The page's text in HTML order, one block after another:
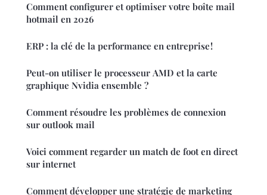
Comment configurer et optimiser votre boîte mail
hotmail en 2026
ERP : la clé de la performance en entreprise !
Peut-on utiliser le processeur AMD et la carte
graphique Nvidia ensemble ?
Comment résoudre les problèmes de connexion
sur outlook mail
Voici comment regarder un match de foot en direct
sur internet
Comment développer une stratégie de marketing